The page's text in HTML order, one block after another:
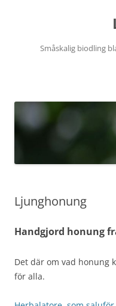
Småskalig biodling
Ljunghonung
Handgjord honung
Det där om vad honung
för alla.